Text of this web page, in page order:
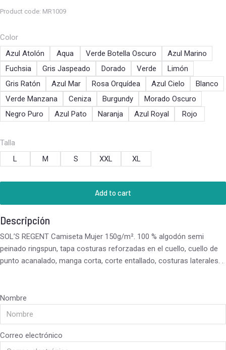
Product code: MR1009
Color
Azul Atolón
Aqua Verde Botella Oscuro
Azul Marino
Fuchsia
Gris Jaspeado Dorado Verde
Limón
Gris Ratón
Azul Mar Rosa Orquídea Azul Cielo
Blanco
Verde Manzana
Ceniza Burgundy
Morado Oscuro
Negro Puro
Azul Pato Naranja Azul Royal Rojo
Talla
L
M S XXL XL
Add to cart
Descripción
SOL’S REGENT Camiseta Mujer 150g/m². 100 % algodón semi
peinado ringspun, tapa costuras reforzadas en el cuello, cuello de
punto acanalado, manga corta, corte entallado, costuras laterales. .
Nombre
Correo electrónico